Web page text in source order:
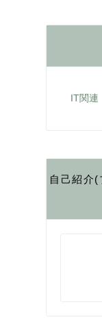
自己紹介